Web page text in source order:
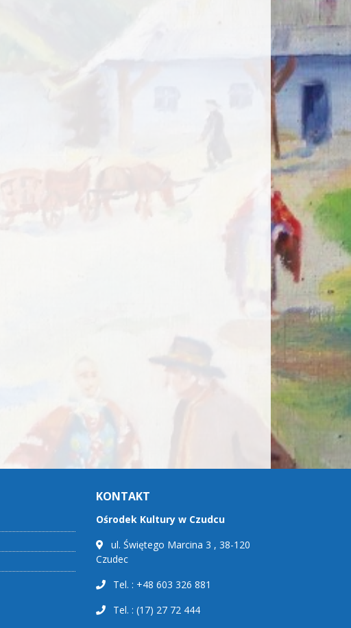
KONTAKT
Ośrodek Kultury w Czudcu
ul. Świętego Marcina 3 , 38-120
Czudec
Tel. : +48 603 326 881
Tel. : (17) 27 72 444